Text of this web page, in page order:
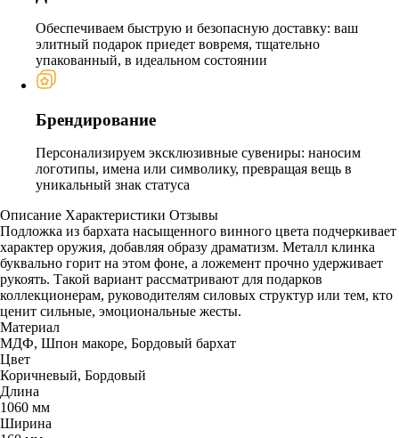
Обеспечиваем быструю и безопасную доставку: ваш
элитный подарок приедет вовремя, тщательно
упакованный, в идеальном состоянии
Брендирование
Персонализируем эксклюзивные сувениры: наносим
логотипы, имена или символику, превращая вещь в
уникальный знак статуса
Описание Характеристики Отзывы
Подложка из бархата насыщенного винного цвета подчеркивает
характер оружия, добавляя образу драматизм. Металл клинка
буквально горит на этом фоне, а ложемент прочно удерживает
рукоять. Такой вариант рассматривают для подарков
коллекционерам, руководителям силовых структур или тем, кто
ценит сильные, эмоциональные жесты.
Материал
МДФ, Шпон макоре, Бордовый бархат
Цвет
Коричневый, Бордовый
Длина
1060 мм
Ширина